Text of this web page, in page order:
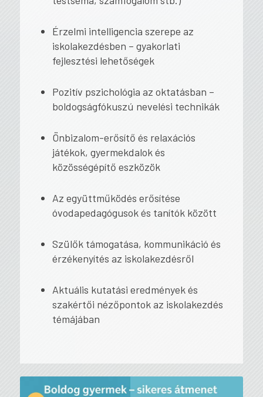
Érzelmi intelligencia szerepe az
iskolakezdésben – gyakorlati
fejlesztési lehetőségek
Pozitív pszichológia az oktatásban –
boldogságfókuszú nevelési technikák
Önbizalom-erősítő és relaxációs
játékok, gyermekdalok és
közösségépítő eszközök
Az együttműködés erősítése
óvodapedagógusok és tanítók között
Szülők támogatása, kommunikáció és
érzékenyítés az iskolakezdésről
Aktuális kutatási eredmények és
szakértői nézőpontok az iskolakezdés
témájában